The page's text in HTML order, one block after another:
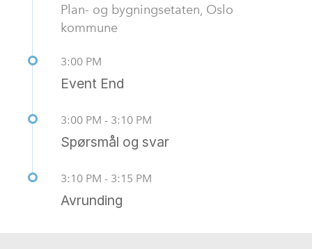
Plan- og bygningsetaten, Oslo
kommune
3:00 PM
Event End
3:00 PM - 3:10 PM
Spørsmål og svar
3:10 PM - 3:15 PM
Avrunding